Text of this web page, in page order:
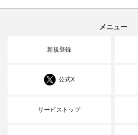
メニュー
新規登録
公式X
サービストップ